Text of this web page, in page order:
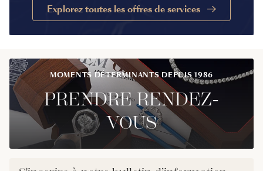
Explorez toutes les offres de services
MOMENTS DÉTERMINANTS DEPUIS 1986
PRENDRE RENDEZ-
VOUS